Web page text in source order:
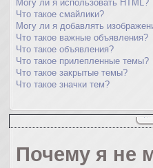
Могу ли я использовать HTML?
Что такое смайлики?
Могу ли я добавлять
Что такое важные объявления?
Что такое объявления?
Что такое прилепленные темы?
Что такое закрытые темы?
Что такое значки тем?
Почему я не